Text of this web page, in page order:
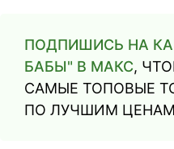
ПОДПИШИСЬ НА
БАБЫ" В МАКС,
САМЫЕ ТОПОВЫЕ
ПО ЛУЧШИМ ЦЕНАМ